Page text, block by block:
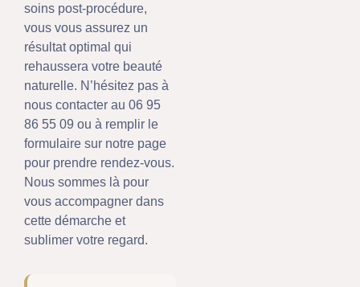
soins post-procédure,
vous vous assurez un
résultat optimal qui
rehaussera votre beauté
naturelle. N’hésitez pas à
nous contacter au 06 95
86 55 09 ou à remplir le
formulaire sur notre page
pour prendre rendez-vous.
Nous sommes là pour
vous accompagner dans
cette démarche et
sublimer votre regard.